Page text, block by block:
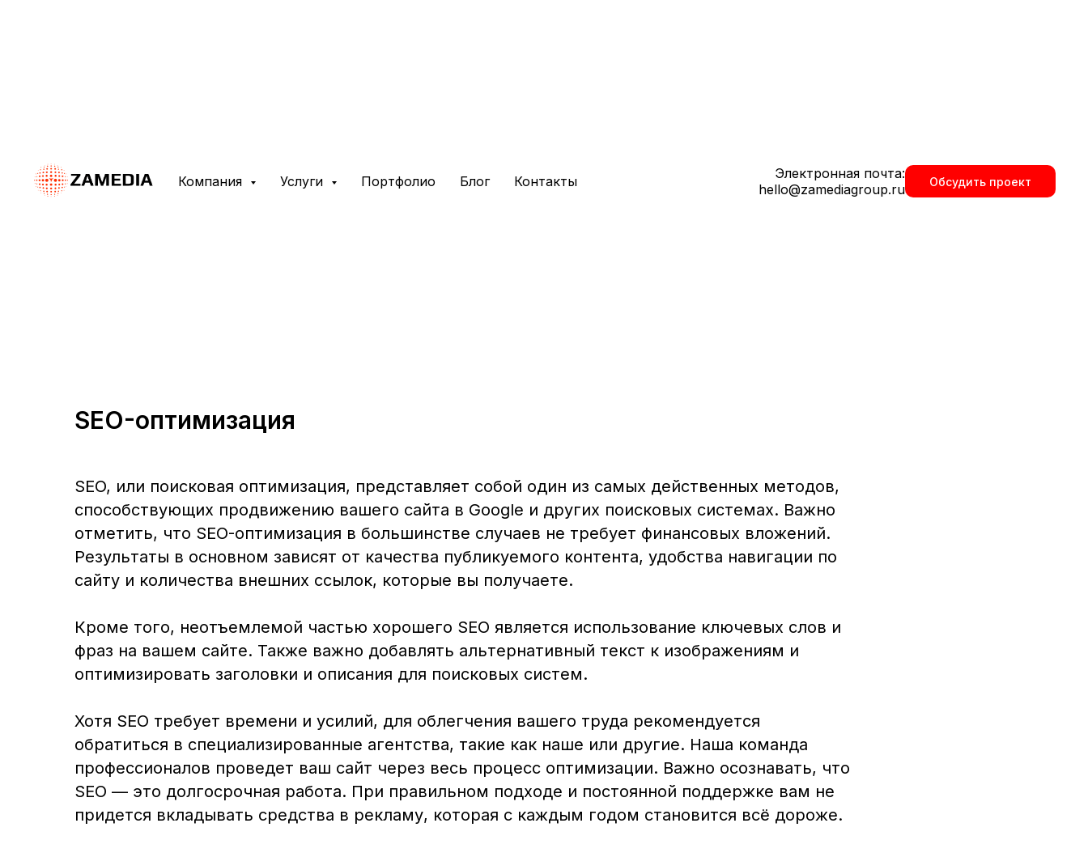
Компания Услуги Портфолио Блог Контакты
Электронная почта:
hello@zamediagroup.ru
Обсудить проект
SEO-оптимизация
SEO, или поисковая оптимизация, представляет собой один из самых действенных методов,
способствующих продвижению вашего сайта в Google и других поисковых системах. Важно
отметить, что SEO-оптимизация в большинстве случаев не требует финансовых вложений.
Результаты в основном зависят от качества публикуемого контента, удобства навигации по
сайту и количества внешних ссылок, которые вы получаете.
Кроме того, неотъемлемой частью хорошего SEO является использование ключевых слов и
фраз на вашем сайте. Также важно добавлять альтернативный текст к изображениям и
оптимизировать заголовки и описания для поисковых систем.
Хотя SEO требует времени и усилий, для облегчения вашего труда рекомендуется
обратиться в специализированные агентства, такие как наше или другие. Наша команда
профессионалов проведет ваш сайт через весь процесс оптимизации. Важно осознавать, что
SEO — это долгосрочная работа. При правильном подходе и постоянной поддержке вам не
придется вкладывать средства в рекламу, которая с каждым годом становится всё дороже.